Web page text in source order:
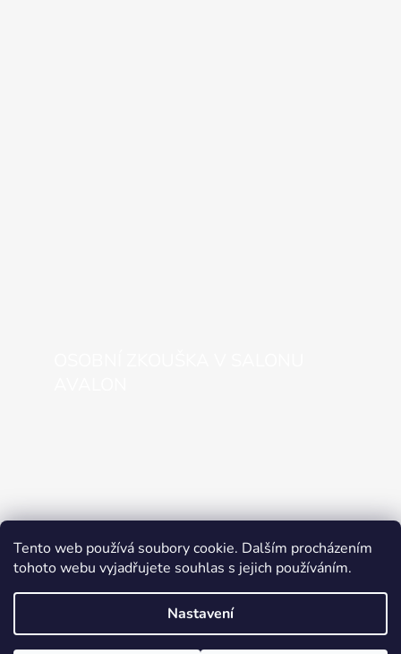
Tento web používá soubory cookie. Dalším procházením
tohoto webu vyjadřujete souhlas s jejich používáním.
Nastavení